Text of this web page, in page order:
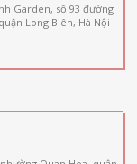
Garden, số 93 đường
Long Biên, Hà Nội